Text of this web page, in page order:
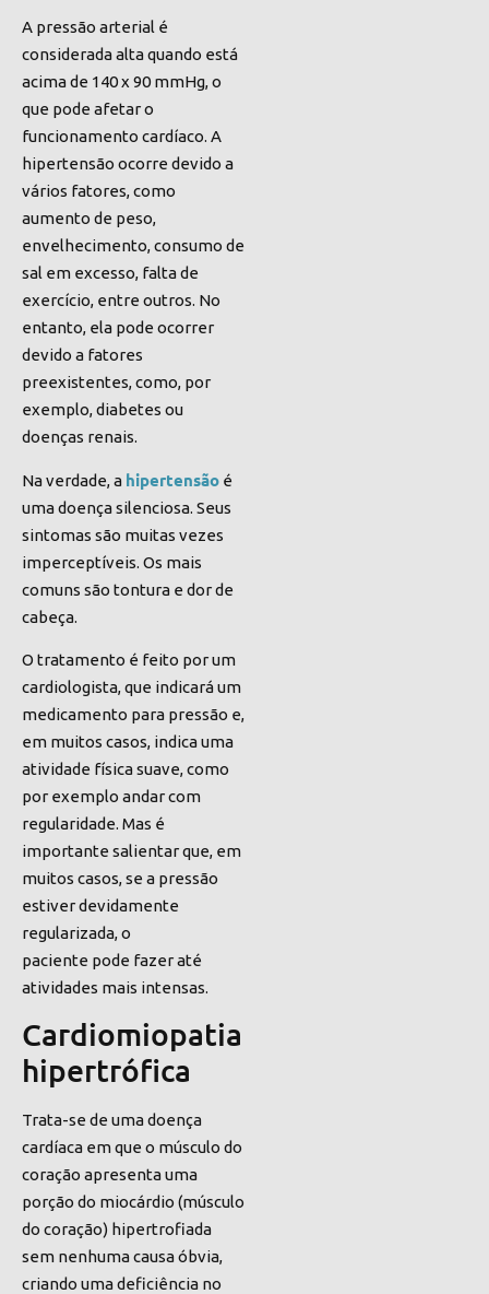
A pressão arterial é
considerada alta quando está
acima de 140 x 90 mmHg, o
que pode afetar o
funcionamento cardíaco. A
hipertensão ocorre devido a
vários fatores, como
aumento de peso,
envelhecimento, consumo de
sal em excesso, falta de
exercício, entre outros. No
entanto, ela pode ocorrer
devido a fatores
preexistentes, como, por
exemplo, diabetes ou
doenças renais.
Na verdade, a hipertensão é
uma doença silenciosa. Seus
sintomas são muitas vezes
imperceptíveis. Os mais
comuns são tontura e dor de
cabeça.
O tratamento é feito por um
cardiologista, que indicará um
medicamento para pressão e,
em muitos casos, indica uma
atividade física suave, como
por exemplo andar com
regularidade. Mas é
importante salientar que, em
muitos casos, se a pressão
estiver devidamente
regularizada, o
paciente pode fazer até
atividades mais intensas.
Cardiomiopatia
hipertrófica
Trata-se de uma doença
cardíaca em que o músculo do
coração apresenta uma
porção do miocárdio (músculo
do coração) hipertrofiada
sem nenhuma causa óbvia,
criando uma deficiência no